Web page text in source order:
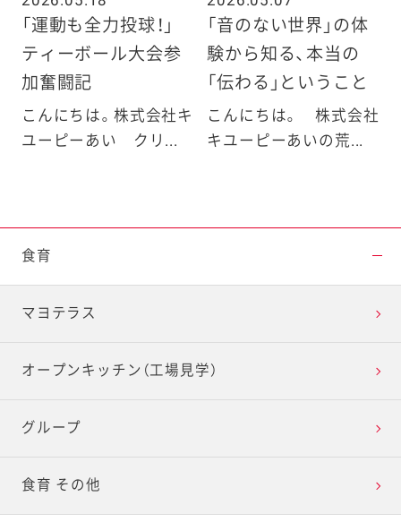
「運動も全力投球！」
ティーボール大会参
加奮闘記
こんにちは。株式会社キ
ユーピーあい クリ...
「音のない世界」の体
験から知る、本当の
「伝わる」ということ
こんにちは。 株式会社
キユーピーあいの荒...
食育
マヨテラス
オープンキッチン（工場見学）
グループ
食育 その他